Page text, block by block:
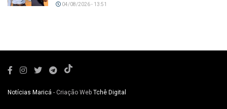
04/08/2026 - 13:51
Notícias Maricá - Criação Web Tchê Digital